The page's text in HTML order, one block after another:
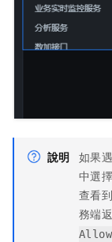
說明 如果
中選
查看
務端